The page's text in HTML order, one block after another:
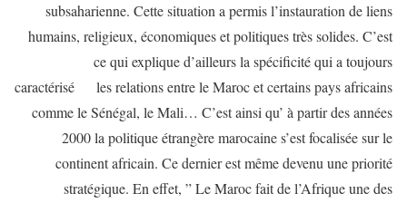
subsaharienne. Cette situation a permis l’instauration de liens
humains, religieux, économiques et politiques très solides. C’est
ce qui explique d’ailleurs la spécificité qui a toujours
caractérisé les relations entre le Maroc et certains pays africains
comme le Sénégal, le Mali… C’est ainsi qu’ à partir des années
2000 la politique étrangère marocaine s’est focalisée sur le
continent africain. Ce dernier est même devenu une priorité
stratégique. En effet, ” Le Maroc fait de l’Afrique une des